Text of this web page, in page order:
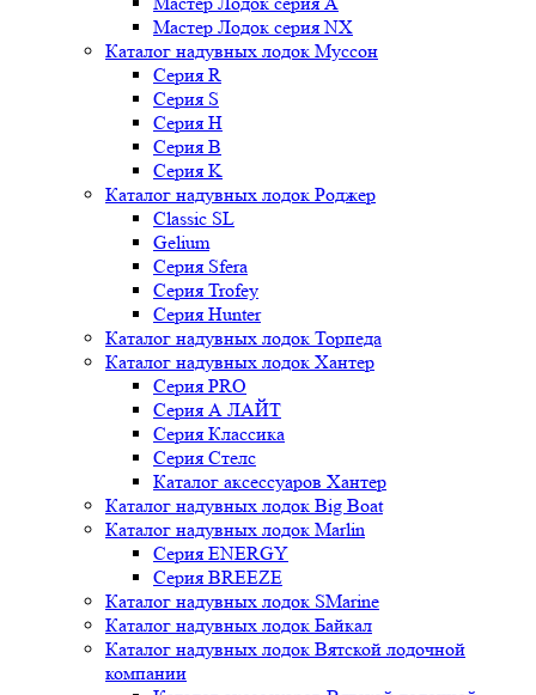
Мастер Лодок серия NX
Каталог надувных лодок Муссон
Серия R
Серия S
Серия H
Серия B
Серия K
Каталог надувных лодок Роджер
Classic SL
Gelium
Серия Sfera
Серия Trofey
Серия Hunter
Каталог надувных лодок Торпеда
Каталог надувных лодок Хантер
Серия PRO
Серия А ЛАЙТ
Серия Классика
Серия Стелс
Каталог аксессуаров Хантер
Каталог надувных лодок Big Boat
Каталог надувных лодок Marlin
Серия ENERGY
Серия BREEZE
Каталог надувных лодок SMarine
Каталог надувных лодок Байкал
Каталог надувных лодок Вятской лодочной
компании